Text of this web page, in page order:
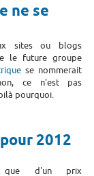
ne se
sites ou blogs
le future groupe
se nommerait
ce n'est pas
pourquoi.
2012
que d'un prix